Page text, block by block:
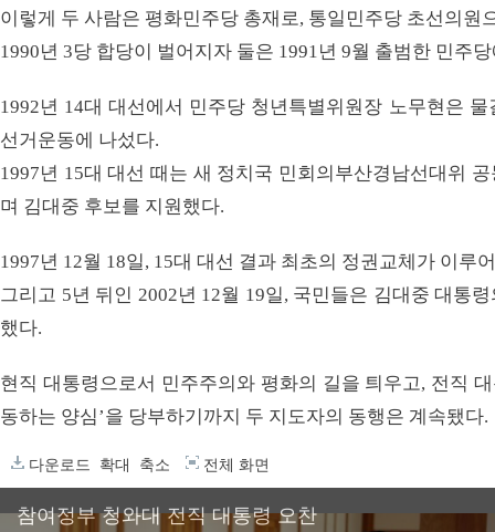
이렇게 두 사람은 평화민주당 총재로, 통일민주당 초선의원
1990년 3당 합당이 벌어지자 둘은 1991년 9월 출범한 민주
1992년 14대 대선에서 민주당 청년특별위원장 노무현은 물
선거운동에 나섰다.
1997년 15대 대선 때는 새 정치국 민회의 부산경남선대위
며 김대중 후보를 지원했다.
1997년 12월 18일, 15대 대선 결과 최초의 정권교체가 이루
그리고 5년 뒤인 2002년 12월 19일, 국민들은 김대중 대통
했다.
현직 대통령으로서 민주주의와 평화의 길을 틔우고, 전직
동하는 양심’을 당부하기까지 두 지도자의 동행은 계속됐다.
다운로드 확대 축소 전체 화면
참여정부 청와대 전직 대통령 오찬